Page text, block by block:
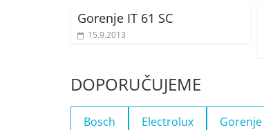
bazény
Gorenje IT 61 SC
15.9.2013
DOPORUČUJEME
Bosch Electrolux Gorenje